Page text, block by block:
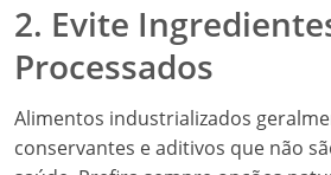
2. Evite
Processados
Alimentos industrializados
conservantes e aditivos que não